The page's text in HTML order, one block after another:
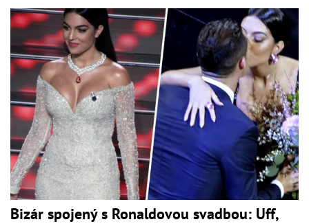
Bizár spojený s Ronaldovou svadbou: Uff,